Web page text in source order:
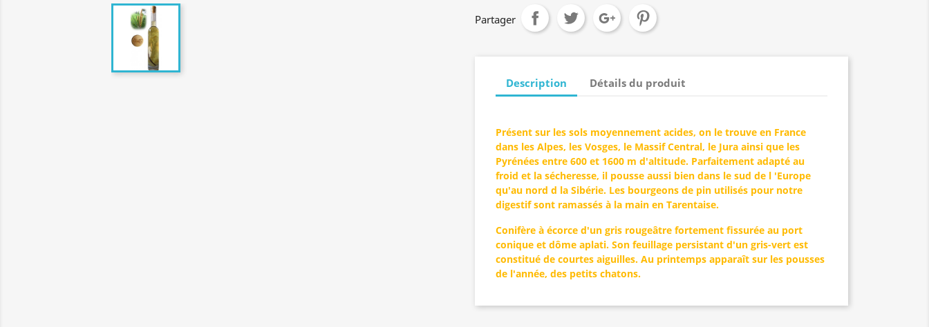
Partager
Description Détails du produit
Présent sur les sols moyennement acides, on le trouve en France
dans les Alpes, les Vosges, le Massif Central, le Jura ainsi que les
Pyrénées entre 600 et 1600 m d'altitude. Parfaitement adapté au
froid et la sécheresse, il pousse aussi bien dans le sud de l 'Europe
qu'au nord d la Sibérie. Les bourgeons de pin utilisés pour notre
digestif sont ramassés à la main en Tarentaise.
Conifère à écorce d'un gris rougeâtre fortement fissurée au port
conique et dôme aplati. Son feuillage persistant d'un gris-vert est
constitué de courtes aiguilles. Au printemps apparaît sur les pousses
de l'année, des petits chatons.